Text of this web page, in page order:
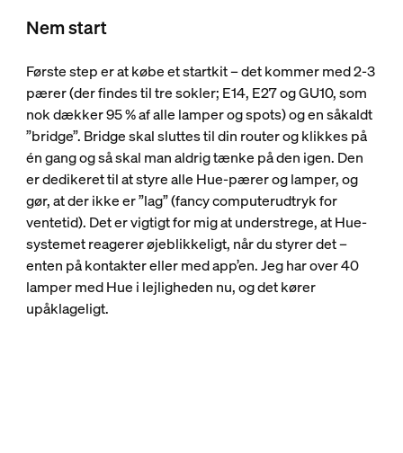
Nem start
Første step er at købe et startkit – det kommer med 2-3
pærer (der findes til tre sokler; E14, E27 og GU10, som
nok dækker 95 % af alle lamper og spots) og en såkaldt
”bridge”. Bridge skal sluttes til din router og klikkes på
én gang og så skal man aldrig tænke på den igen. Den
er dedikeret til at styre alle Hue-pærer og lamper, og
gør, at der ikke er ”lag” (fancy computerudtryk for
ventetid). Det er vigtigt for mig at understrege, at Hue-
systemet reagerer øjeblikkeligt, når du styrer det –
enten på kontakter eller med app’en. Jeg har over 40
lamper med Hue i lejligheden nu, og det kører
upåklageligt.